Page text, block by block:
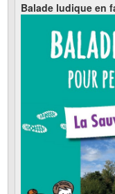
Balade ludique en